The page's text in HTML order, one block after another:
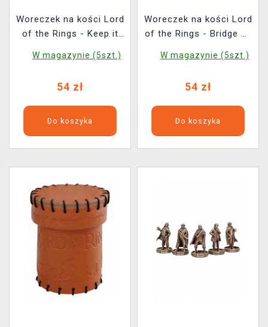
Woreczek na kości Lord
of the Rings - Keep it
W magazynie (5szt.)
54 zł
Do koszyka
Woreczek na kości Lord
of the Rings - Bridge of
W magazynie (5szt.)
54 zł
Do koszyka